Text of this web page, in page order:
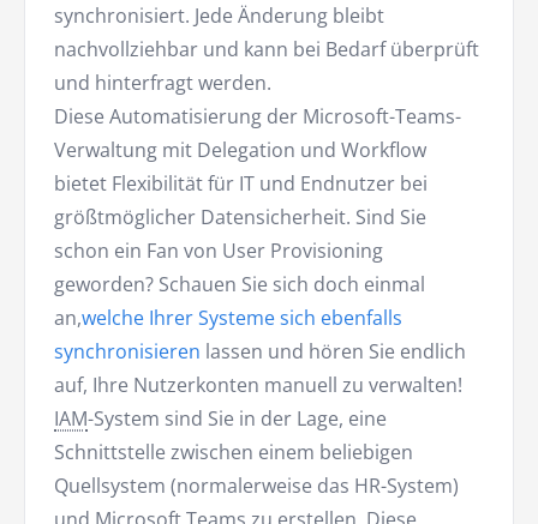
synchronisiert. Jede Änderung bleibt
nachvollziehbar und kann bei Bedarf überprüft
und hinterfragt werden.
Diese Automatisierung der Microsoft-Teams-
Verwaltung mit Delegation und Workflow
bietet Flexibilität für IT und Endnutzer bei
größtmöglicher Datensicherheit. Sind Sie
schon ein Fan von User Provisioning
geworden? Schauen Sie sich doch einmal
an,welche Ihrer Systeme sich ebenfalls
synchronisieren lassen und hören Sie endlich
auf, Ihre Nutzerkonten manuell zu verwalten!
IAM-System sind Sie in der Lage, eine
Schnittstelle zwischen einem beliebigen
Quellsystem (normalerweise das HR-System)